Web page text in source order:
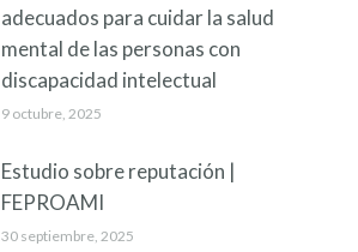
adecuados para cuidar la salud
mental de las personas con
discapacidad intelectual
9 octubre, 2025
Estudio sobre reputación |
FEPROAMI
30 septiembre, 2025